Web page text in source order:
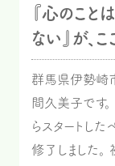
『心のこと
ない』が、
群馬県伊勢崎
間久美子です。
らスタートした
修了しました。